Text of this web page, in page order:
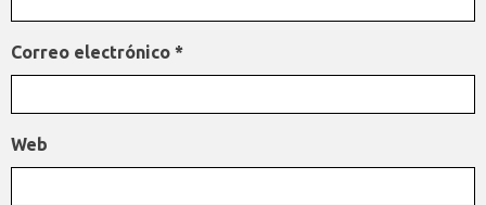
Correo electrónico *
Web